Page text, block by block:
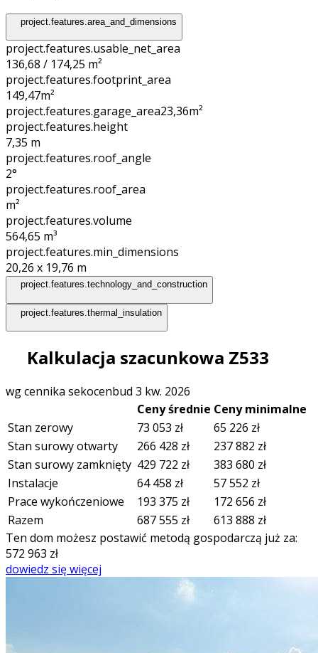
project.features.area_and_dimensions
project.features.usable_net_area
136,68 / 174,25 m²
project.features.footprint_area
149,47m²
project.features.garage_area23,36m²
project.features.height
7,35 m
project.features.roof_angle
2°
project.features.roof_area
m²
project.features.volume
564,65 m³
project.features.min_dimensions
20,26 x 19,76 m
project.features.technology_and_construction
project.features.thermal_insulation
Kalkulacja szacunkowa Z533
wg cennika sekocenbud 3 kw. 2026
Ceny średnie Ceny minimalne
Stan zerowy
73 053 zł 65 226 zł
Stan surowy otwarty
266 428 zł 237 882 zł
Stan surowy zamknięty 429 722 zł 383 680 zł
Instalacje
64 458 zł 57 552 zł
Prace wykończeniowe
193 375 zł 172 656 zł
Razem
687 555 zł 613 888 zł
Ten dom możesz postawić metodą gospodarczą już za:
572 963 zł
dowiedz się więcej